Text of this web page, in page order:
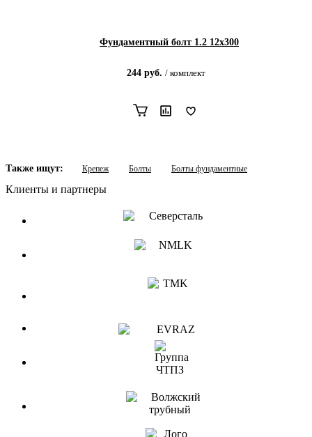
Фундаментный болт 1.2 12х300
244руб. / комплект
Также ищут: Крепеж Болты Болты фундаментные
Клиенты и партнеры